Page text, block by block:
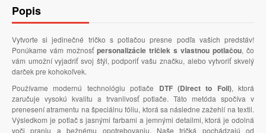
Popis
Vytvorte si jedinečné tričko s potlačou presne podľa vašich predstáv!
Ponúkame vám možnosť personalizácie tričiek s vlastnou potlačou, čo
vám umožní vyjadriť svoj štýl, podporiť vašu značku, alebo vytvoriť skvelý
darček pre kohokoľvek.
Používame modernú technológiu potlače DTF (Direct to Foil), ktorá
zaručuje vysokú kvalitu a trvanlivosť potlače. Táto metóda spočíva v
prenesení atramentu na špeciálnu fóliu, ktorá sa následne zažehlí na textil.
Výsledkom je potlač s jasnými farbami a jemnými detailmi, ktorá je odolná
voči praniu a bežnému opotrebovaniu. Naše tričká pochádzajú od